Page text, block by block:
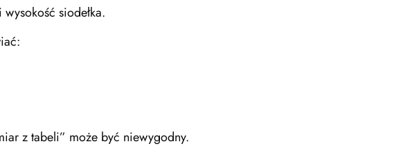
siodełka.
z tabeli” może być niewygodny.